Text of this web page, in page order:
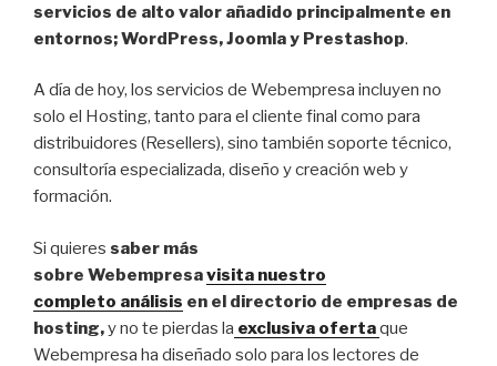
servicios de alto valor añadido principalmente en
entornos; WordPress, Joomla y Prestashop.
A día de hoy, los servicios de Webempresa incluyen no
solo el Hosting, tanto para el cliente final como para
distribuidores (Resellers), sino también soporte técnico,
consultoría especializada, diseño y creación web y
formación.
Si quieres saber más
sobre Webempresavisita nuestro
completo análisis en el directorio de empresas de
hosting,y no te pierdas la exclusiva ofertaque
Webempresa ha diseñado solo para los lectores de